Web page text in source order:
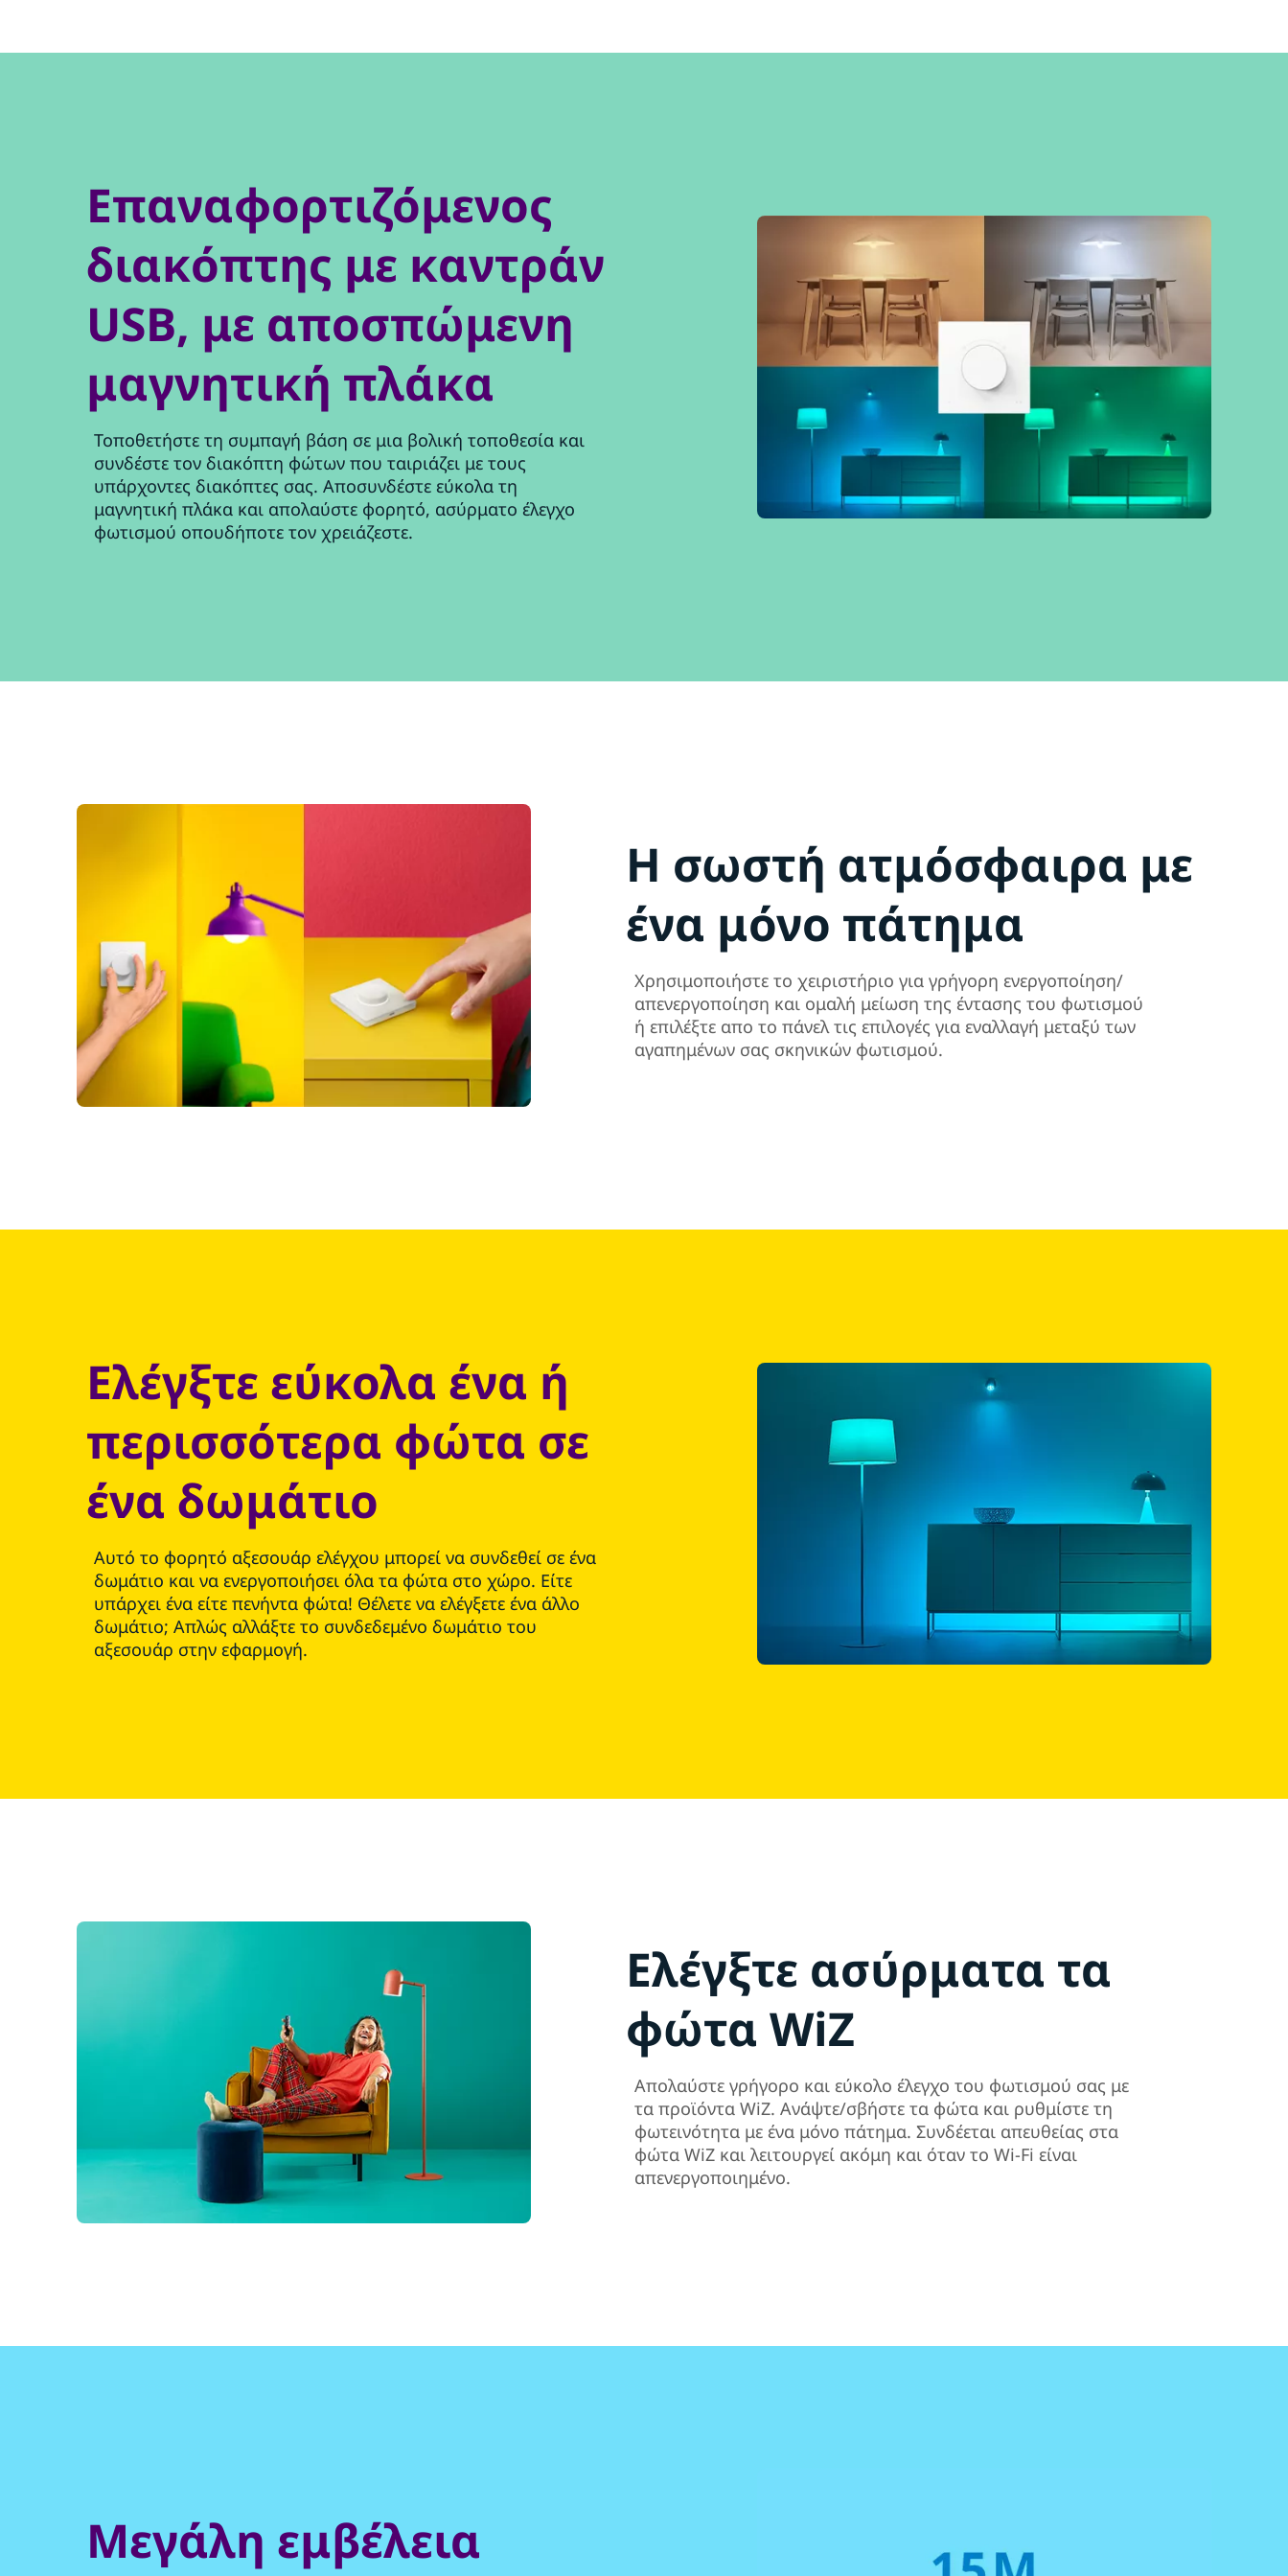
Επαναφορτιζόμενος
διακόπτης με καντράν
USB, με αποσπώμενη
μαγνητική πλάκα
Τοποθετήστε τη συμπαγή βάση σε μια βολική τοποθεσία και
συνδέστε τον διακόπτη φώτων που ταιριάζει με τους
υπάρχοντες διακόπτες σας. Αποσυνδέστε εύκολα τη
μαγνητική πλάκα και απολαύστε φορητό, ασύρματο έλεγχο
φωτισμού οπουδήποτε τον χρειάζεστε.
Η σωστή ατμόσφαιρα με
ένα μόνο πάτημα
Χρησιμοποιήστε το χειριστήριο για γρήγορη ενεργοποίηση/
απενεργοποίηση και ομαλή μείωση της έντασης του φωτισμού
ή επιλέξτε απο το πάνελ τις επιλογές για εναλλαγή μεταξύ των
αγαπημένων σας σκηνικών φωτισμού.
Ελέγξτε εύκολα ένα ή
περισσότερα φώτα σε
ένα δωμάτιο
Αυτό το φορητό αξεσουάρ ελέγχου μπορεί να συνδεθεί σε ένα
δωμάτιο και να ενεργοποιήσει όλα τα φώτα στο χώρο. Είτε
υπάρχει ένα είτε πενήντα φώτα! Θέλετε να ελέγξετε ένα άλλο
δωμάτιο; Απλώς αλλάξτε το συνδεδεμένο δωμάτιο του
αξεσουάρ στην εφαρμογή.
Ελέγξτε ασύρματα τα
φώτα WiZ
Απολαύστε γρήγορο και εύκολο έλεγχο του φωτισμού σας με
τα προϊόντα WiZ. Ανάψτε/σβήστε τα φώτα και ρυθμίστε τη
φωτεινότητα με ένα μόνο πάτημα. Συνδέεται απευθείας στα
φώτα WiZ και λειτουργεί ακόμη και όταν το Wi-Fi είναι
απενεργοποιημένο.
Μεγάλη εμβέλεια